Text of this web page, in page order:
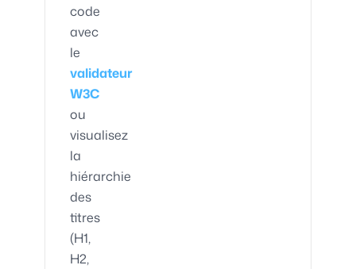
code
avec
le
validateur
W3C
ou
visualisez
la
hiérarchie
des
titres
(H1,
H2,